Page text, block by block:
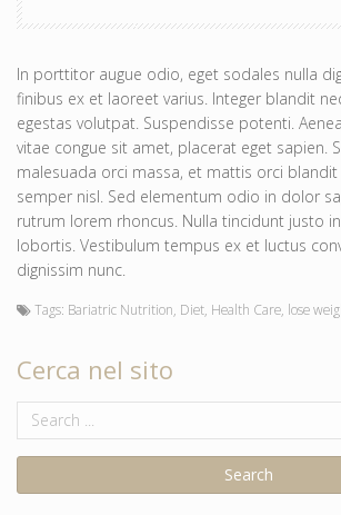
In porttitor augue odio, eget sodales nulla
finibus ex et laoreet varius. Integer blandit
egestas volutpat. Suspendisse potenti.
vitae congue sit amet, placerat eget sapien.
malesuada orci massa, et mattis orci blandit
semper nisl. Sed elementum odio in dolor
rutrum lorem rhoncus. Nulla tincidunt justo
lobortis. Vestibulum tempus ex et luctus
dignissim nunc.
Tags: Bariatric Nutrition Diet Health Care lose
Cerca nel sito